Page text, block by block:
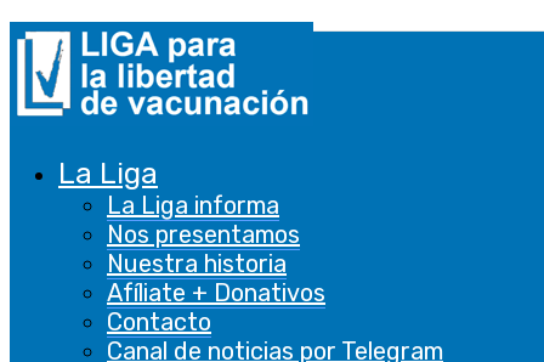
La Liga
La Liga informa
Nos presentamos
Nuestra historia
Afíliate + Donativos
Contacto
Canal de noticias por Telegram
Funcional
Funcional
Las cookies funcionales ayudan a realizar
contenido del sitio web en plataformas de
redes sociales, recopilar comentarios y otras
características de terceros.
De rendimiento
De rendimiento